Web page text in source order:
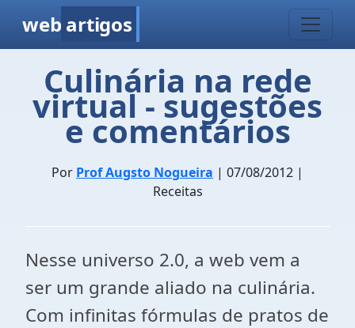
web artigos
Culinária na rede
virtual - sugestões
e comentários
Por Prof Augsto Nogueira | 07/08/2012 |
Receitas
Nesse universo 2.0, a web vem a
ser um grande aliado na culinária.
Com infinitas fórmulas de pratos de